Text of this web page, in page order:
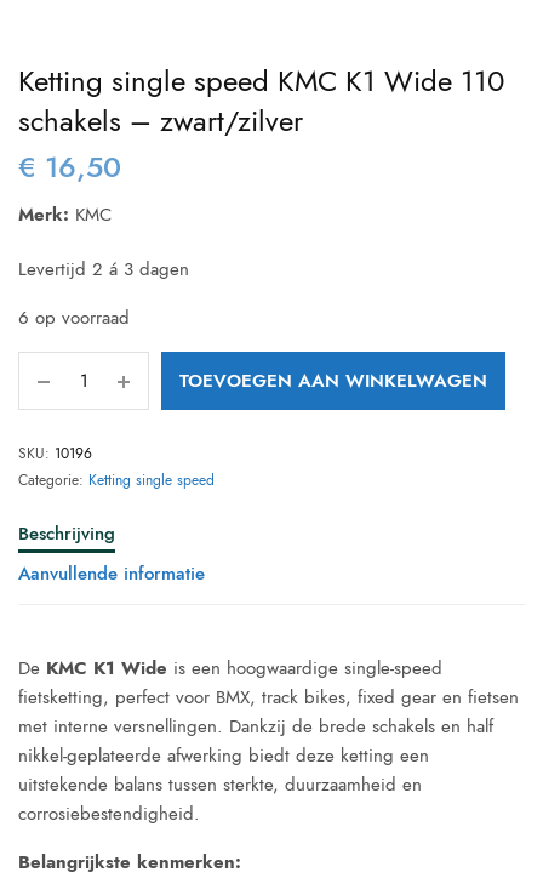
Ketting single speed KMC K1 Wide 110
schakels – zwart/zilver
€ 16,50
Merk: KMC
Levertijd 2 á 3 dagen
6 op voorraad
TOEVOEGEN AAN WINKELWAGEN
SKU: 10196
Categorie: Ketting single speed
Beschrijving
Aanvullende informatie
De KMC K1 Wide is een hoogwaardige single-speed
fietsketting, perfect voor BMX, track bikes, fixed gear en fietsen
met interne versnellingen. Dankzij de brede schakels en half
nikkel-geplateerde afwerking biedt deze ketting een
uitstekende balans tussen sterkte, duurzaamheid en
corrosiebestendigheid.
Belangrijkste kenmerken: